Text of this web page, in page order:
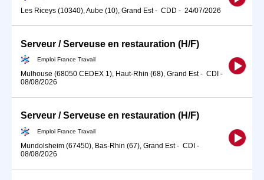
Les Riceys (10340), Aube (10), Grand Est- CDD - 24/07/2026
Serveur / Serveuse en restauration (H/F)
Emploi France Travail
Mulhouse (68050 CEDEX 1), Haut-Rhin (68), Grand Est- CDI -
08/08/2026
Serveur / Serveuse en restauration (H/F)
Emploi France Travail
Mundolsheim (67450), Bas-Rhin (67), Grand Est- CDI -
08/08/2026